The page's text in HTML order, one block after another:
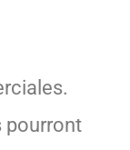
pourront